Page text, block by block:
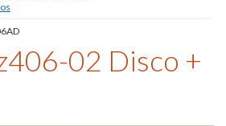
02 Disco +